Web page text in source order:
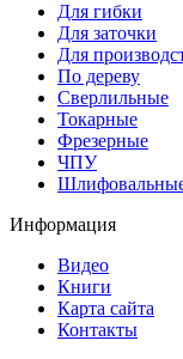
Для гибки
Для заточки
Для
По дереву
Сверлильные
Токарные
Фрезерные
ЧПУ
Информация
Видео
Книги
Карта сайта
Контакты